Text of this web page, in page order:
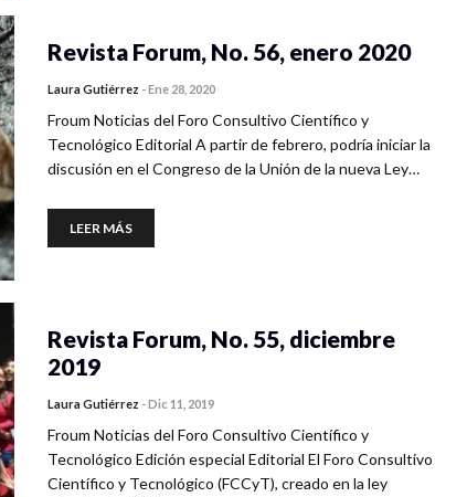
Revista Forum, No. 56, enero 2020
Laura Gutiérrez -Ene 28, 2020
Froum Noticias del Foro Consultivo Científico y
Tecnológico Editorial A partir de febrero, podría iniciar la
discusión en el Congreso de la Unión de la nueva Ley…
LEER MÁS
Revista Forum, No. 55, diciembre
2019
Laura Gutiérrez -Dic 11, 2019
Froum Noticias del Foro Consultivo Científico y
Tecnológico Edición especial Editorial El Foro Consultivo
Científico y Tecnológico (FCCyT), creado en la ley